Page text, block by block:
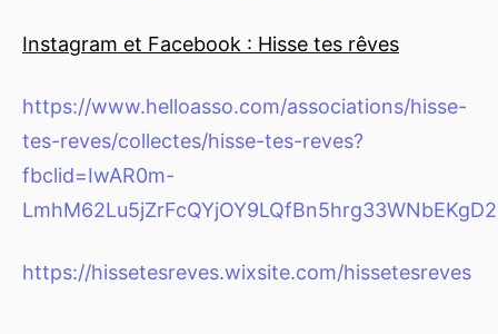
Instagram et Facebook : Hisse tes rêves
https://www.helloasso.com/associations/hisse-
tes-reves/collectes/hisse-tes-reves?
fbclid=IwAR0m-
https://hissetesreves.wixsite.com/hissetesreves